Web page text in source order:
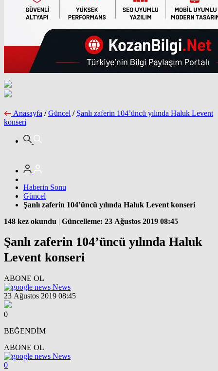
Anasayfa / Güncel / Şanlı zaferin 104’üncü yılında Haluk Levent
konseri
Haberin Sonu
Güncel
Şanlı zaferin 104’üncü yılında Haluk Levent konseri
148 kez okundu | Güncelleme: 23 Ağustos 2019 08:45
Şanlı zaferin 104’üncü yılında Haluk
Levent konseri
ABONE OL
News
23 Ağustos 2019 08:45
0
BEĞENDİM
ABONE OL
News
0